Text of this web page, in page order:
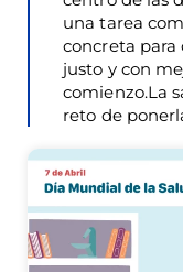
una tarea
concreta para
justo y con
comienzo.La
reto de